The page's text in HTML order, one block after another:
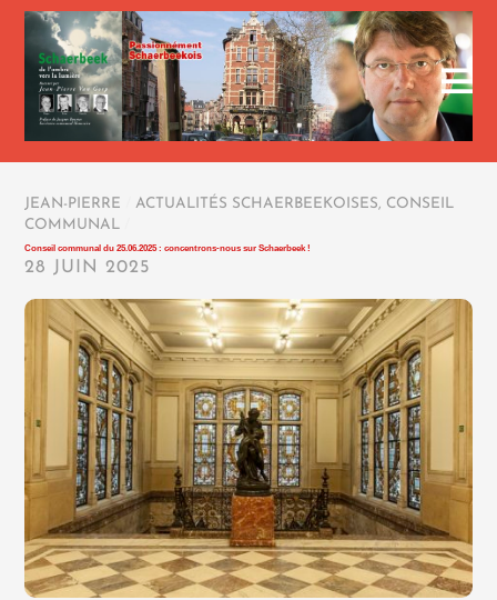
JEAN-PIERRE ACTUALITÉS SCHAERBEEKOISES, CONSEIL
COMMUNAL
Conseil communal du 25.06.2025 : concentrons-nous sur Schaerbeek !
28 JUIN 2025